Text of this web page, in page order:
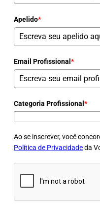
Apelido*
Email Profissional *
Categoria Profissional *
Ao se inscrever, você
Política de Privacidadeda